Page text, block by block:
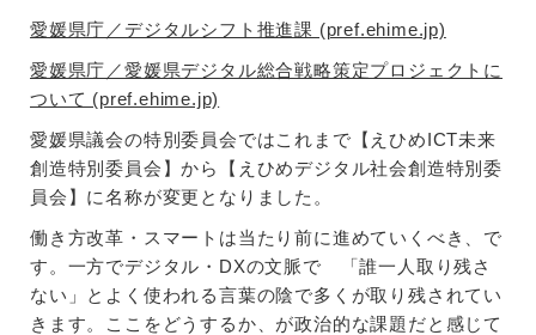
愛媛県庁／デジタルシフト推進課 (pref.ehime.jp)
愛媛県庁／愛媛県デジタル総合戦略策定プロジェクトに
ついて (pref.ehime.jp)
愛媛県議会の特別委員会ではこれまで【えひめICT未来
創造特別委員会】から【えひめデジタル社会創造特別委
員会】に名称が変更となりました。
働き方改革・スマートは当たり前に進めていくべき、で
す。一方でデジタル・DXの文脈で 「誰一人取り残さ
ない」とよく使われる言葉の陰で多くが取り残されてい
きます。ここをどうするか、が政治的な課題だと感じて